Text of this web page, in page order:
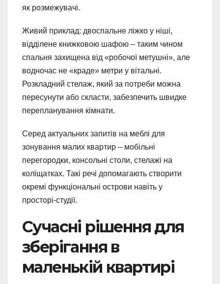
як розмежувачі.
Живий приклад: двоспальне ліжко у ніші,
відділене книжковою шафою – таким чином
спальня захищена від «робочої метушні», але
водночас не «краде» метри у вітальні.
Розкладний стелаж, який за потреби можна
пересунути або скласти, забезпечить швидке
перепланування кімнати.
Серед актуальних запитів на меблі для
зонування малих квартир – мобільні
перегородки, консольні столи, стелажі на
коліщатках. Такі речі допомагають створити
окремі функціональні острови навіть у
просторі-студії.
Сучасні рішення для
зберігання в
маленькій квартирі